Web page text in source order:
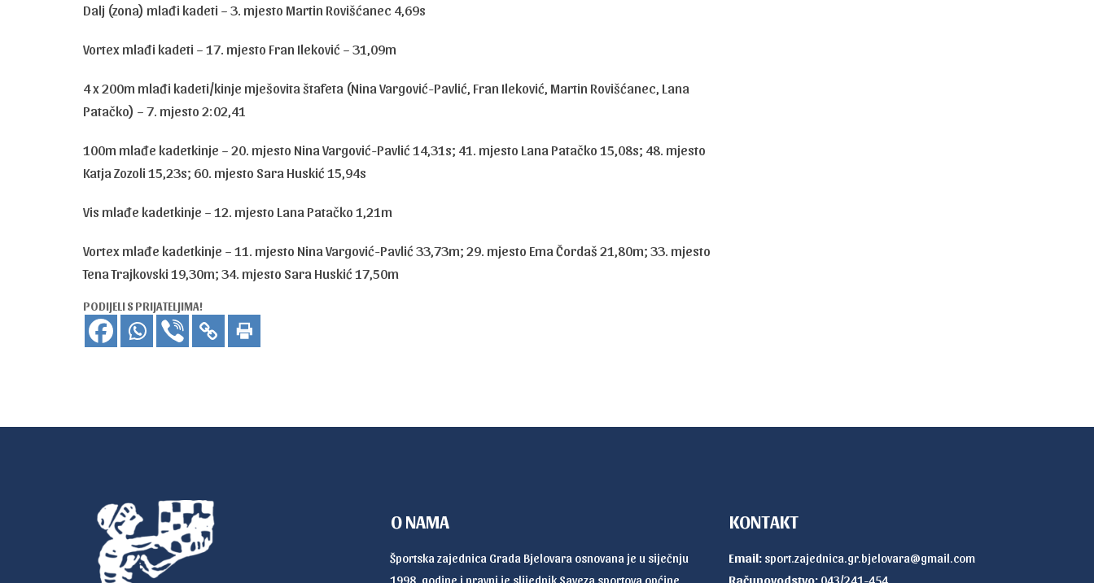
Dalj (zona) mlađi kadeti – 3. mjesto Martin Rovišćanec 4,69s
Vortex mlađi kadeti – 17. mjesto Fran Ileković – 31,09m
4 x 200m mlađi kadeti/kinje mješovita štafeta (Nina Vargović-Pavlić, Fran Ileković, Martin Rovišćanec, Lana
Patačko) – 7. mjesto 2:02,41
100m mlađe kadetkinje – 20. mjesto Nina Vargović-Pavlić 14,31s; 41. mjesto Lana Patačko 15,08s; 48. mjesto
Katja Zozoli 15,23s; 60. mjesto Sara Huskić 15,94s
Vis mlađe kadetkinje – 12. mjesto Lana Patačko 1,21m
Vortex mlađe kadetkinje – 11. mjesto Nina Vargović-Pavlić 33,73m; 29. mjesto Ema Čordaš 21,80m; 33. mjesto
Tena Trajkovski 19,30m; 34. mjesto Sara Huskić 17,50m
PODIJELI S PRIJATELJIMA!
O NAMA
Športska zajednica Grada Bjelovara osnovana je u siječnju
1998. godine i pravni je slijednik Saveza sportova općine
KONTAKT
Email: sport.zajednica.gr.bjelovara@gmail.com
Računovodstvo: 043/241-454